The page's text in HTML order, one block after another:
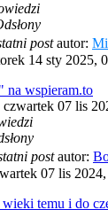
postautor:
14 sty 2025,
na wspieram.to
czwartek 07 lis
postautor:
07 lis
temu i do